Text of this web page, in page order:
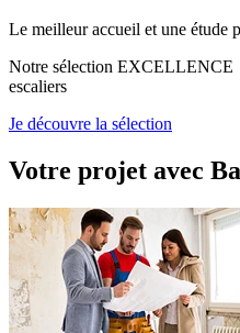
Le meilleur accueil et une étude
Notre sélection EXCELLENCE
escaliers
Je découvre la sélection
Votre projet avec